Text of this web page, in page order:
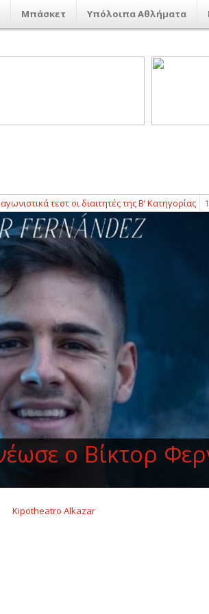
Μπάσκετ Υπόλοιπα Αθλήματα
τεστ οι διαιτητές της Β’ Κατηγορίας 13:30
ο Βίκτορ